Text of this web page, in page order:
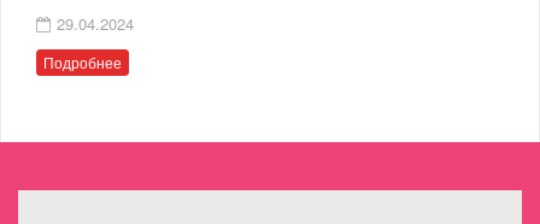
29.04.2024
Подробнее